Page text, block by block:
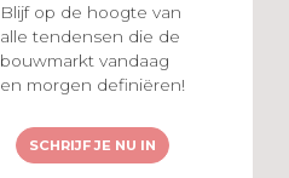
Blijf op de hoogte van
alle tendensen die de
bouwmarkt vandaag
en morgen definiëren!
SCHRIJF JE NU IN